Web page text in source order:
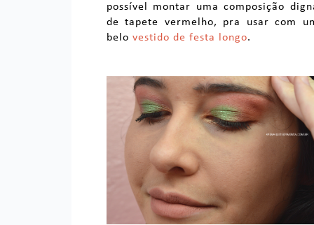
possível montar uma composição
de tapete vermelho, pra usar com
belo vestido de festa longo.